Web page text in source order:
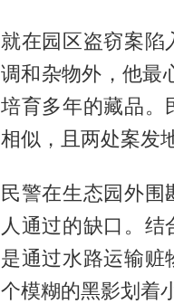
就在园区盗窃案陷
调和杂物外，他最
培育多年的藏品。
相似，且两处案发
民警在生态园外
人通过的缺口。
是通过水路运输赃
个模糊的黑影划着